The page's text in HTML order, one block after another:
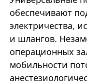
обеспечивают
электричества,
и шлангов.
операционных
мобильности